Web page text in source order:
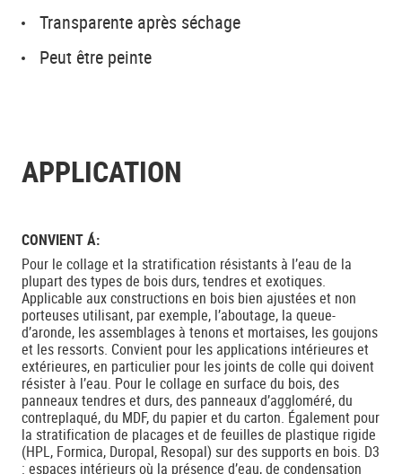
Transparente après séchage
Peut être peinte
APPLICATION
CONVIENT Á:
Pour le collage et la stratification résistants à l’eau de la
plupart des types de bois durs, tendres et exotiques.
Applicable aux constructions en bois bien ajustées et non
porteuses utilisant, par exemple, l’aboutage, la queue-
d’aronde, les assemblages à tenons et mortaises, les goujons
et les ressorts. Convient pour les applications intérieures et
extérieures, en particulier pour les joints de colle qui doivent
résister à l’eau. Pour le collage en surface du bois, des
panneaux tendres et durs, des panneaux d’aggloméré, du
contreplaqué, du MDF, du papier et du carton. Également pour
la stratification de placages et de feuilles de plastique rigide
(HPL, Formica, Duropal, Resopal) sur des supports en bois. D3
: espaces intérieurs où la présence d’eau, de condensation